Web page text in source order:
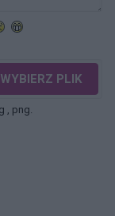
WYBIERZ PLIK
, png.